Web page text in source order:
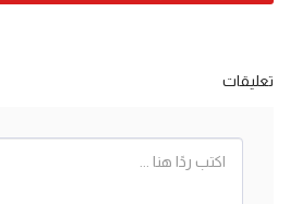
تعليقات